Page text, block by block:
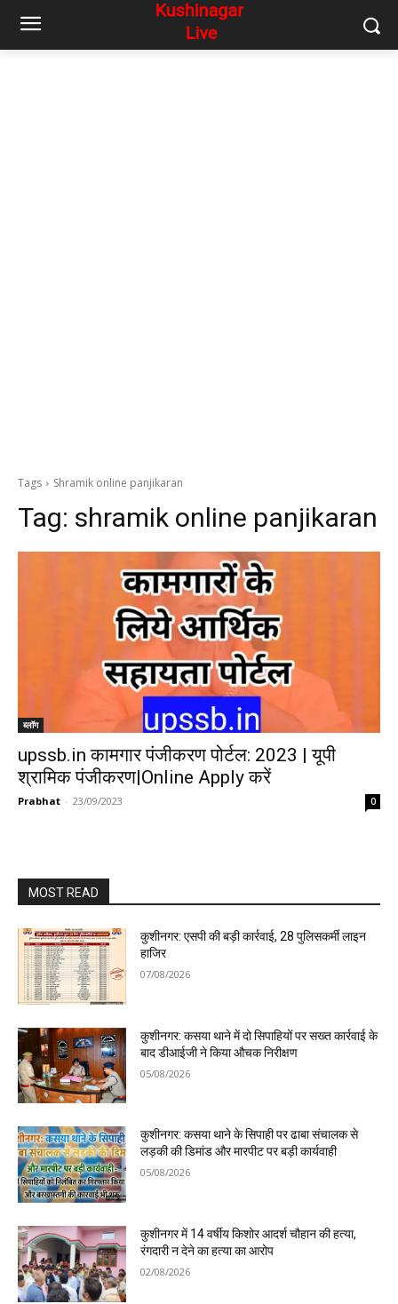
Tags Shramik online panjikaran
Tag: shramik online panjikaran
ब्लॉग
upssb.in कामगार पंजीकरण पोर्टल: 2023 | यूपी
श्रामिक पंजीकरण|Online Apply करें
Prabhat - 23/09/2023 0
MOST READ
कुशीनगर: एसपी की बड़ी कार्रवाई, 28 पुलिसकर्मी लाइन
हाजिर
07/08/2026
कुशीनगर: कसया थाने में दो सिपाहियों पर सख्त कार्रवाई के
बाद डीआईजी ने किया औचक निरीक्षण
05/08/2026
कुशीनगर: कसया थाने के सिपाही पर ढाबा संचालक से
लड़की की डिमांड और मारपीट पर बड़ी कार्यवाही
05/08/2026
कुशीनगर में 14 वर्षीय किशोर आदर्श चौहान की हत्या,
रंगदारी न देने का हत्या का आरोप
02/08/2026